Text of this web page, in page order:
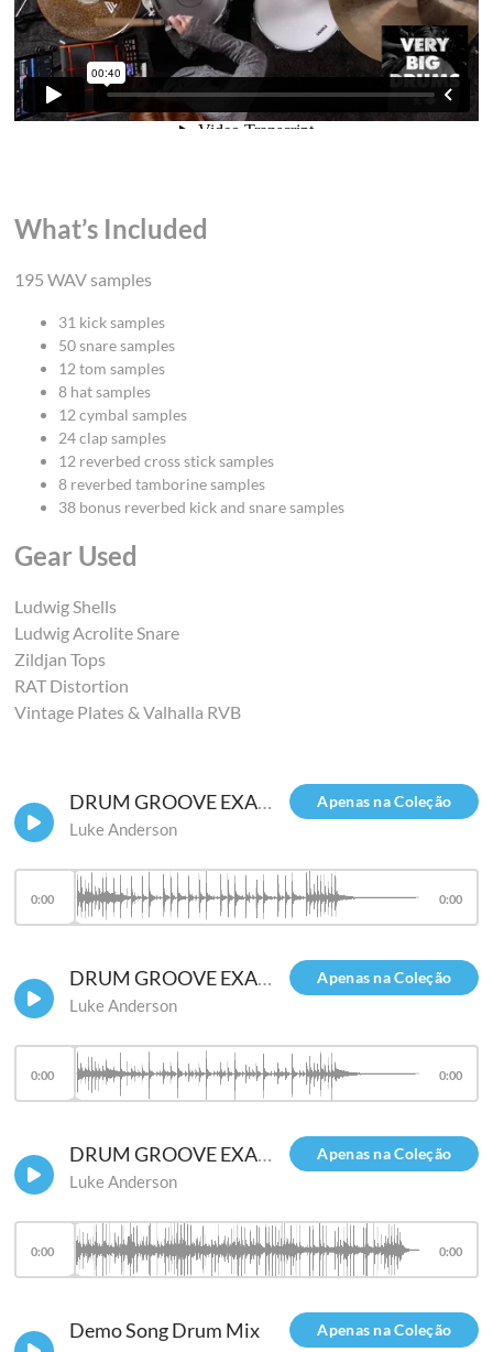
What’s Included
195 WAV samples
31 kick samples
50 snare samples
12 tom samples
8 hat samples
12 cymbal samples
24 clap samples
12 reverbed cross stick samples
8 reverbed tamborine samples
38 bonus reverbed kick and snare samples
Gear Used
Ludwig Shells
Ludwig Acrolite Snare
Zildjan Tops
RAT Distortion
Vintage Plates & Valhalla RVB
Apenas na Coleção
DRUM GROOVE EXAMPLE 1 - With Samples
Luke Anderson
0:00 0:00
Apenas na Coleção
DRUM GROOVE EXAMPLE 1 - No Samples
Luke Anderson
0:00 0:00
Apenas na Coleção
DRUM GROOVE EXAMPLE 2
Luke Anderson
0:00 0:00
Apenas na Coleção
Demo Song Drum Mix